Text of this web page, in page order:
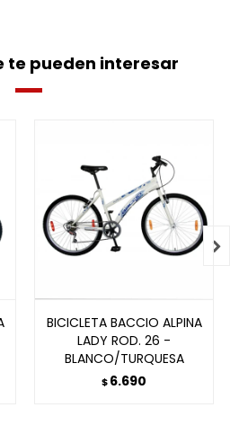
te pueden interesar
BICICLETA BACCIO ALPINA
LADY ROD. 26 -
BLANCO/TURQUESA
$6.690
